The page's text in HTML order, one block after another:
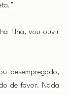
filha, vou ouvir
desempregado,
de favor. Nada